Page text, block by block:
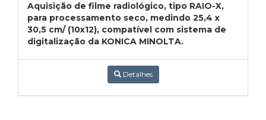
Aquisição de filme radiológico, tipo RAIO-X,
para processamento seco, medindo 25,4 x
30,5 cm/ (10x12), compatível com sistema de
digitalização da KONICA MINOLTA.
Detalhes